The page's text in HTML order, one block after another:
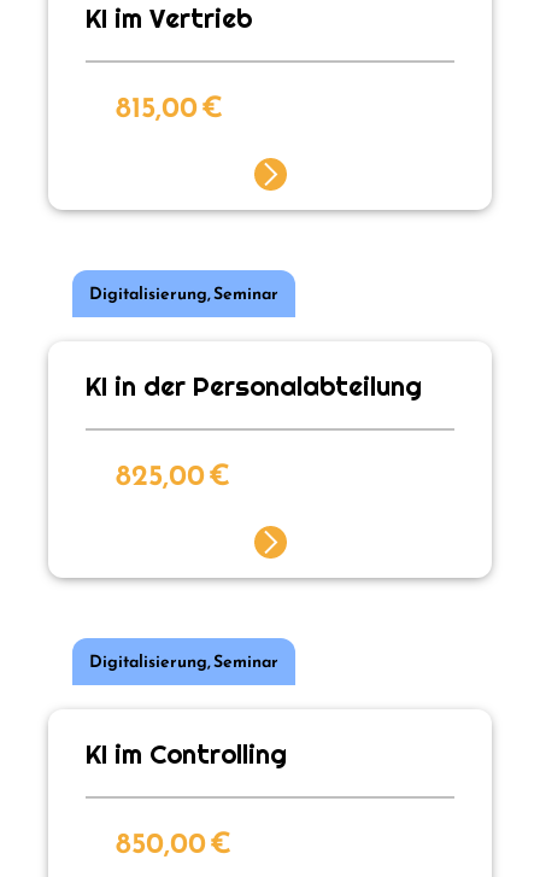
KI im Vertrieb
815,00€
Digitalisierung,Seminar
KI in der Personalabteilung
825,00€
Digitalisierung,Seminar
KI im Controlling
850,00€